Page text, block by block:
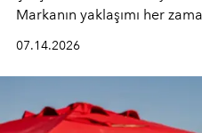
Markanın yaklaşımı her
(savoir-faire) buluşan
07.14.2026